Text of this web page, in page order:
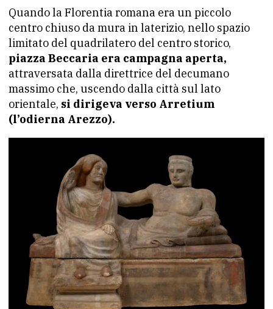
Quando la Florentia romana era un piccolo
centro chiuso da mura in laterizio, nello spazio
limitato del quadrilatero del centro storico,
piazza Beccaria era campagna aperta,
attraversata dalla direttrice del decumano
massimo che, uscendo dalla città sul lato
orientale, si dirigeva verso Arretium
(l’odierna Arezzo).